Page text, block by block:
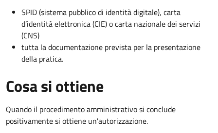
SPID (sistema pubblico di identità digitale), carta
d’identità elettronica (CIE) o carta nazionale dei servizi
(CNS)
tutta la documentazione prevista per la presentazione
della pratica.
Cosa si ottiene
Quando il procedimento amministrativo si conclude
positivamente si ottiene un'autorizzazione.